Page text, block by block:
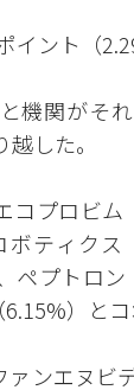
イント（
機関がそ
した。
コプロビ
ティク
ペプトロ
）と
ンエヌビ